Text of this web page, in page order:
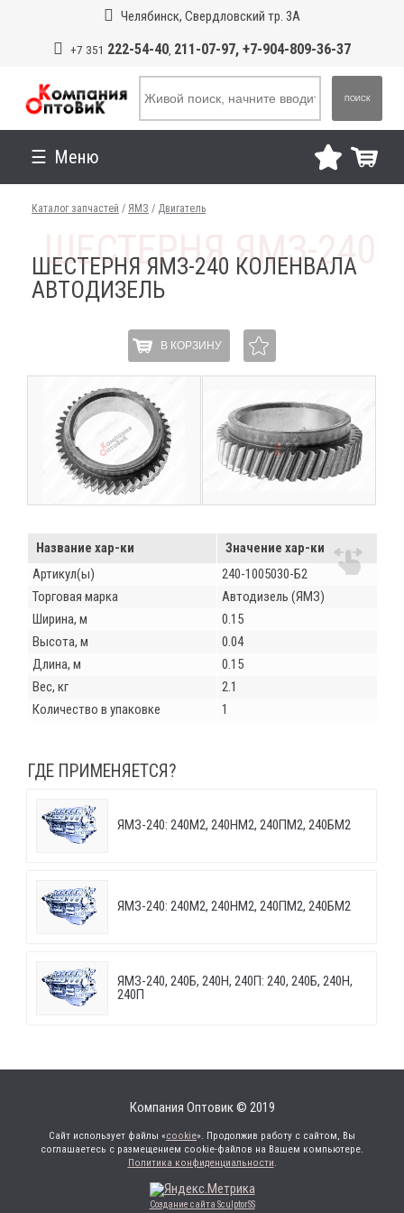
Челябинск, Свердловский тр. 3А
+7 351 222-54-40, 211-07-97, +7-904-809-36-37
ПОИСК
Меню
Каталог запчастей / ЯМЗ / Двигатель
ШЕСТЕРНЯ ЯМЗ-240 КОЛЕНВАЛА
АВТОДИЗЕЛЬ
В КОРЗИНУ
Название хар-ки
Значение хар-ки
Артикул(ы)
240-1005030-Б2
Торговая марка
Автодизель (ЯМЗ)
Ширина, м
0.15
Высота, м
0.04
Длина, м
0.15
Вес, кг
2.1
Количество в упаковке
1
ГДЕ ПРИМЕНЯЕТСЯ?
ЯМЗ-240: 240М2, 240НМ2, 240ПМ2, 240БМ2
ЯМЗ-240: 240М2, 240НМ2, 240ПМ2, 240БМ2
ЯМЗ-240, 240Б, 240Н, 240П: 240, 240Б, 240Н,
240П
Компания Оптовик © 2019
Сайт использует файлы «cookie». Продолжив работу с сайтом, Вы
соглашаетесь с размещением cookie-файлов на Вашем компьютере.
Политика конфиденциальности.
Создание сайта SculptorSS